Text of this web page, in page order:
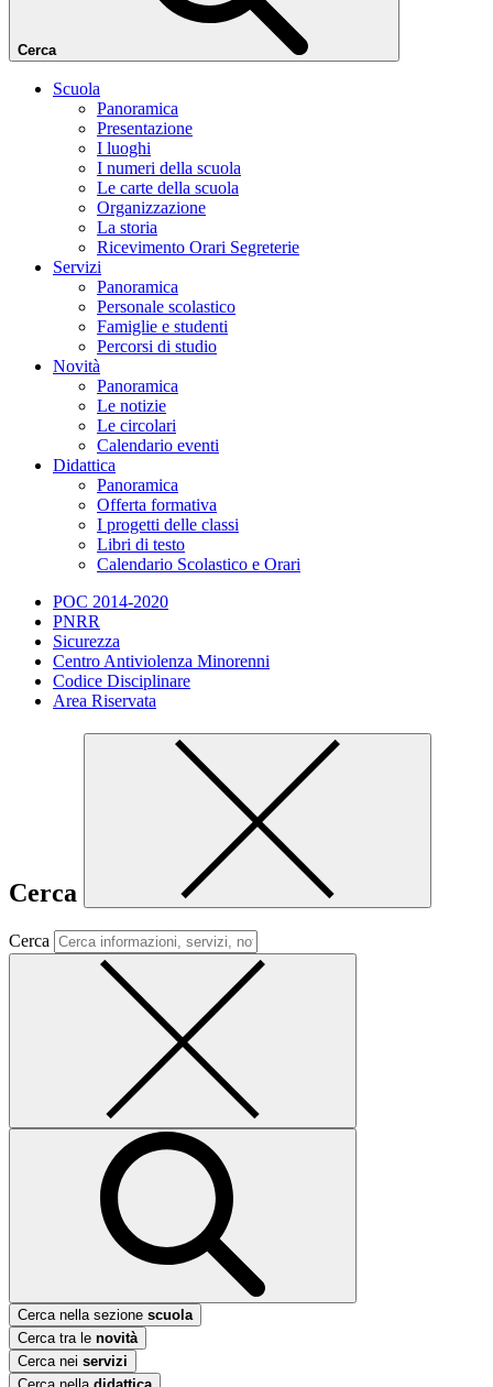
Cerca
Scuola
Panoramica
Presentazione
I luoghi
I numeri della scuola
Le carte della scuola
Organizzazione
La storia
Ricevimento Orari Segreterie
Servizi
Panoramica
Personale scolastico
Famiglie e studenti
Percorsi di studio
Novità
Panoramica
Le notizie
Le circolari
Calendario eventi
Didattica
Panoramica
Offerta formativa
I progetti delle classi
Libri di testo
Calendario Scolastico e Orari
POC 2014-2020
PNRR
Sicurezza
Centro Antiviolenza Minorenni
Codice Disciplinare
Area Riservata
Cerca
Cerca
Cerca nella sezione scuola
Cerca tra le novità
Cerca nei servizi